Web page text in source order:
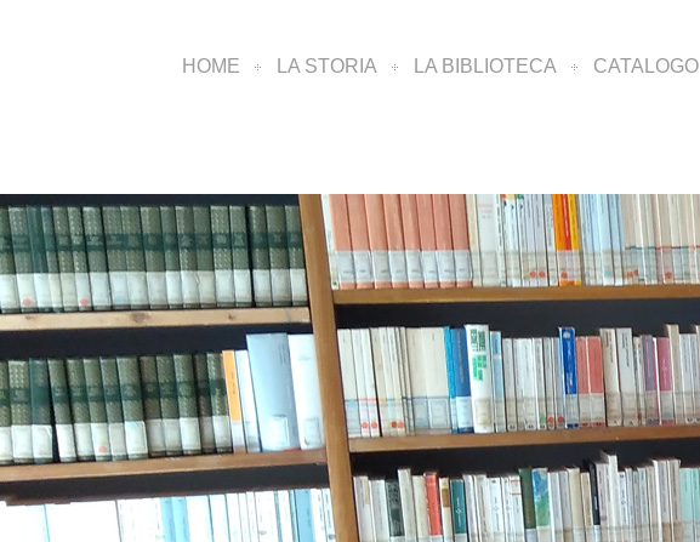
HOME LA STORIA LA BIBLIOTECA CATALOGO